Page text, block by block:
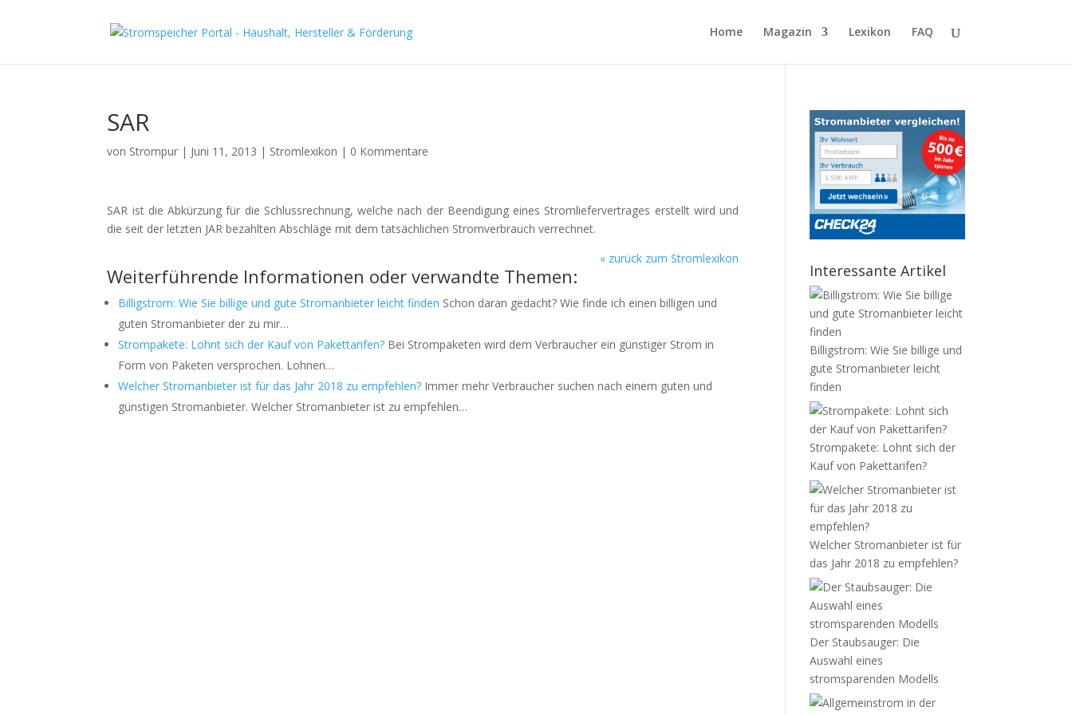
Home Magazin Lexikon FAQ
SAR
von Strompur | Juni 11, 2013 | Stromlexikon | 0 Kommentare
SAR ist die Abkürzung für die Schlussrechnung, welche nach der Beendigung eines Stromliefervertrages erstellt wird und
die seit der letzten JAR bezahlten Abschläge mit dem tatsächlichen Stromverbrauch verrechnet.
« zurück zum Stromlexikon
Weiterführende Informationen oder verwandte Themen:
Billigstrom: Wie Sie billige und gute Stromanbieter leicht finden Schon daran gedacht? Wie finde ich einen billigen und
guten Stromanbieter der zu mir…
Strompakete: Lohnt sich der Kauf von Pakettarifen? Bei Strompaketen wird dem Verbraucher ein günstiger Strom in
Form von Paketen versprochen. Lohnen…
Welcher Stromanbieter ist für das Jahr 2018 zu empfehlen? Immer mehr Verbraucher suchen nach einem guten und
günstigen Stromanbieter. Welcher Stromanbieter ist zu empfehlen…
Interessante Artikel
Billigstrom: Wie Sie billige und
gute Stromanbieter leicht
finden
Strompakete: Lohnt sich der
Kauf von Pakettarifen?
Welcher Stromanbieter ist für
das Jahr 2018 zu empfehlen?
Der Staubsauger: Die
Auswahl eines
stromsparenden Modells